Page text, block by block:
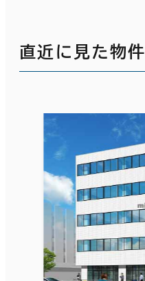
直近に見た物件